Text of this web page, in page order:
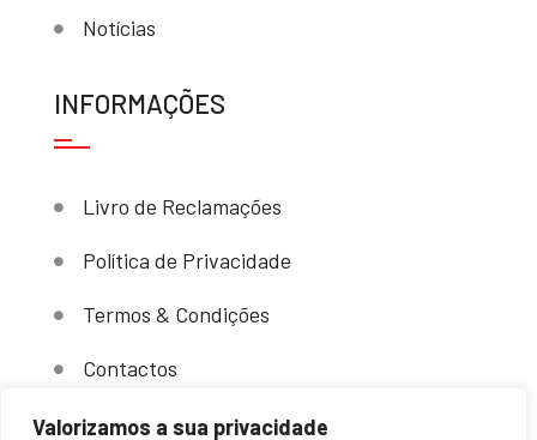
Valorizamos a sua privacidade
Notícias
INFORMAÇÕES
Livro de Reclamações
Política de Privacidade
Termos & Condições
Contactos